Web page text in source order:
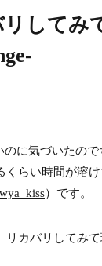
してみ
に気づいたので
らい時間が溶
）です。
カバリしてみ